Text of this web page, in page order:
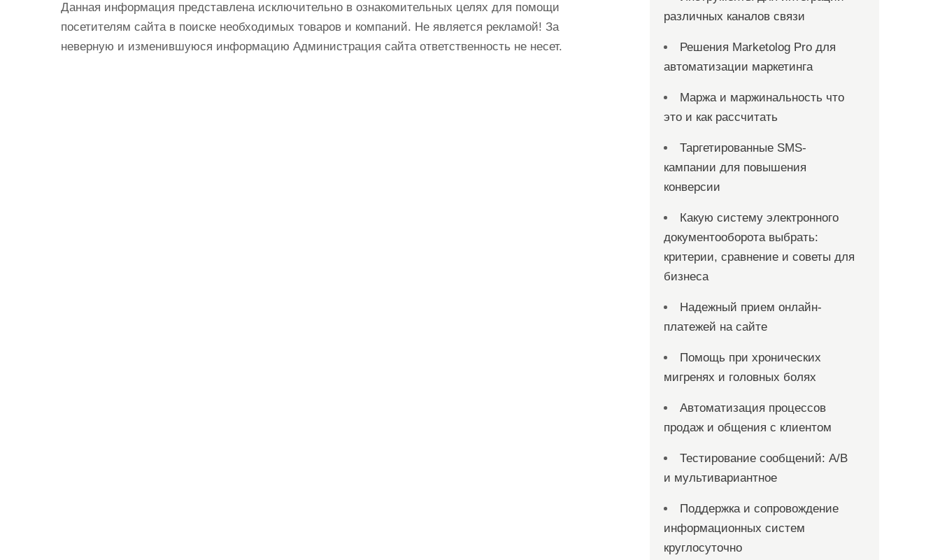
Данная информация представлена исключительно в ознакомительных целях для помощи
посетителям сайта в поиске необходимых товаров и компаний. Не является рекламой! За
неверную и изменившуюся информацию Администрация сайта ответственность не несет.
различных каналов связи
Решения Marketolog Pro для
автоматизации маркетинга
Маржа и маржинальность что
это и как рассчитать
Таргетированные SMS-
кампании для повышения
конверсии
Какую систему электронного
документооборота выбрать:
критерии, сравнение и советы для
бизнеса
Надежный прием онлайн-
платежей на сайте
Помощь при хронических
мигренях и головных болях
Автоматизация процессов
продаж и общения с клиентом
Тестирование сообщений: A/B
и мультивариантное
Поддержка и сопровождение
информационных систем
круглосуточно